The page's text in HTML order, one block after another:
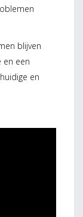
blijven
en een
en